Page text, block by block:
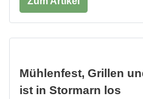
Mühlenfest, Grillen
ist in Stormarn los